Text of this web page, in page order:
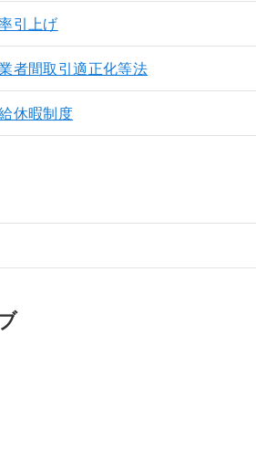
引上げ
者間取引適正化等法
休暇制度